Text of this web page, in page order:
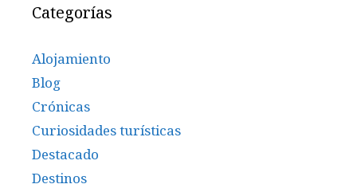
Categorías
Alojamiento
Blog
Crónicas
Curiosidades turísticas
Destacado
Destinos